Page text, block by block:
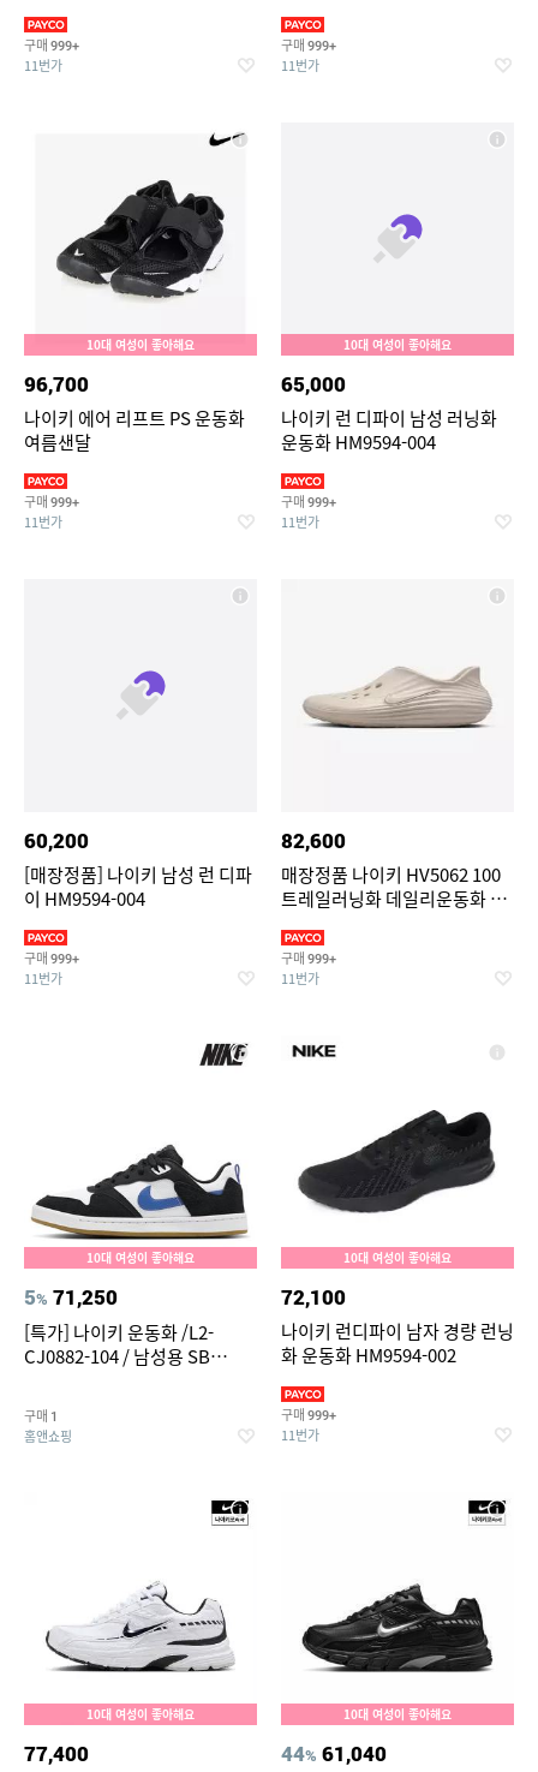
구매 999+
11번가
구매 999+
11번가
10대 여성이 좋아해요
96,700
나이키 에어 리프트 PS 운동화
여름샌달
구매 999+
11번가
10대 여성이 좋아해요
65,000
나이키 런 디파이 남성 러닝화
운동화 HM9594-004
구매 999+
11번가
60,200
[매장정품] 나이키 남성 런 디파
이 HM9594-004
구매 999+
11번가
82,600
매장정품 나이키 HV5062 100
트레일러닝화 데일리운동화 리
구매 999+
11번가
10대 여성이 좋아해요
5% 71,250
[특가] 나이키 운동화 /L2-
CJ0882-104 / 남성용 SB
트 보드화
구매 1
홈앤쇼핑
10대 여성이 좋아해요
72,100
나이키 런디파이 남자 경량 런닝
화 운동화 HM9594-002
구매 999+
11번가
10대 여성이 좋아해요
77,400
10대 여성이 좋아해요
44% 61,040